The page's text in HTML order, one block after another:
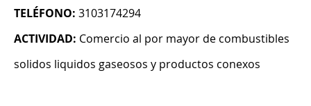
TELÉFONO: 3103174294
ACTIVIDAD: Comercio al por mayor de combustibles
solidos liquidos gaseosos y productos conexos